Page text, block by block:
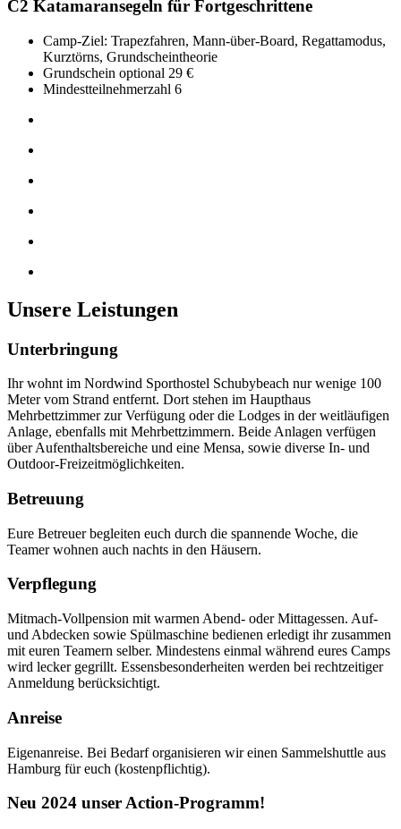
C2 Katamaransegeln für Fortgeschrittene
Camp-Ziel: Trapezfahren, Mann-über-Board, Regattamodus,
Kurztörns, Grundscheintheorie
Grundschein optional 29 €
Mindestteilnehmerzahl 6
Unsere Leistungen
Unterbringung
Ihr wohnt im Nordwind Sporthostel Schubybeach nur wenige 100
Meter vom Strand entfernt. Dort stehen im Haupthaus
Mehrbettzimmer zur Verfügung oder die Lodges in der weitläufigen
Anlage, ebenfalls mit Mehrbettzimmern. Beide Anlagen verfügen
über Aufenthaltsbereiche und eine Mensa, sowie diverse In- und
Outdoor-Freizeitmöglichkeiten.
Betreuung
Eure Betreuer begleiten euch durch die spannende Woche, die
Teamer wohnen auch nachts in den Häusern.
Verpflegung
Mitmach-Vollpension mit warmen Abend- oder Mittagessen. Auf-
und Abdecken sowie Spülmaschine bedienen erledigt ihr zusammen
mit euren Teamern selber. Mindestens einmal während eures Camps
wird lecker gegrillt. Essensbesonderheiten werden bei rechtzeitiger
Anmeldung berücksichtigt.
Anreise
Eigenanreise. Bei Bedarf organisieren wir einen Sammelshuttle aus
Hamburg für euch (kostenpflichtig).
Neu 2024 unser Action-Programm!